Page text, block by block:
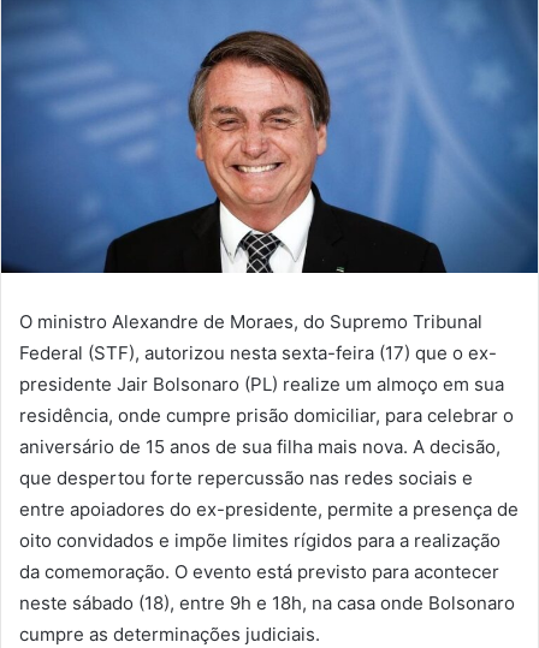
O ministro Alexandre de Moraes, do Supremo Tribunal
Federal (STF), autorizou nesta sexta-feira (17) que o ex-
presidente Jair Bolsonaro (PL) realize um almoço em sua
residência, onde cumpre prisão domiciliar, para celebrar o
aniversário de 15 anos de sua filha mais nova. A decisão,
que despertou forte repercussão nas redes sociais e
entre apoiadores do ex-presidente, permite a presença de
oito convidados e impõe limites rígidos para a realização
da comemoração. O evento está previsto para acontecer
neste sábado (18), entre 9h e 18h, na casa onde Bolsonaro
cumpre as determinações judiciais.